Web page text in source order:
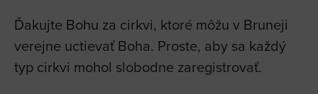
Ďakujte Bohu za cirkvi, ktoré môžu v Bruneji
verejne uctievať Boha. Proste, aby sa každý
typ cirkvi mohol slobodne zaregistrovať.